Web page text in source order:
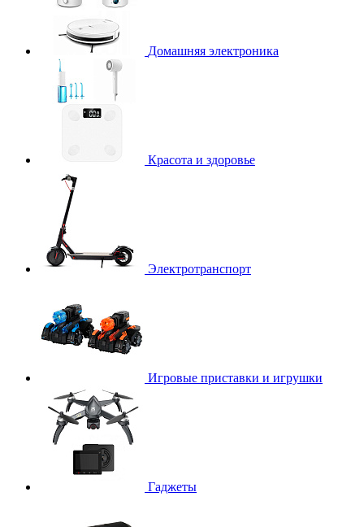
Домашняя электроника
Красота и здоровье
Электротранспорт
Игровые приставки и игрушки
Гаджеты